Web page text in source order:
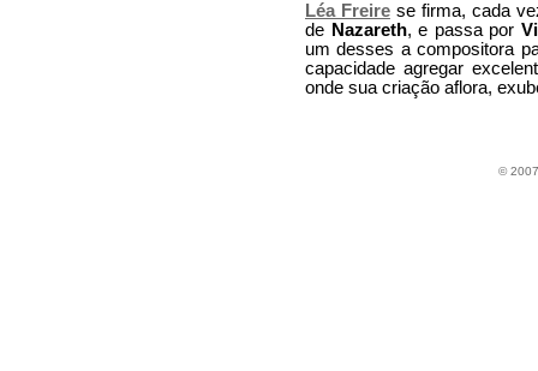
Léa Freirese firma, cada
de Nazareth, e passa por
um desses a compositora
capacidade agregar
onde sua criação aflora,
©2007